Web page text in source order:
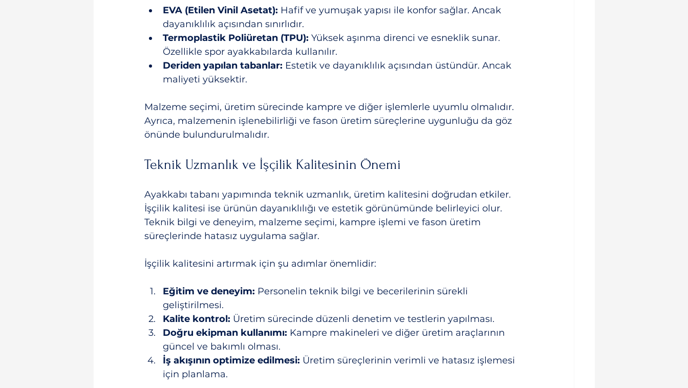
EVA (Etilen Vinil Asetat): Hafif ve yumuşak yapısı ile konfor sağlar. Ancak
dayanıklılık açısından sınırlıdır.
Termoplastik Poliüretan (TPU): Yüksek aşınma direnci ve esneklik sunar.
Özellikle spor ayakkabılarda kullanılır.
Deriden yapılan tabanlar: Estetik ve dayanıklılık açısından üstündür. Ancak
maliyeti yüksektir.
Malzeme seçimi, üretim sürecinde kampre ve diğer işlemlerle uyumlu olmalıdır.
Ayrıca, malzemenin işlenebilirliği ve fason üretim süreçlerine uygunluğu da göz
önünde bulundurulmalıdır.
Teknik Uzmanlık ve İşçilik Kalitesinin Önemi
Ayakkabı tabanı yapımında teknik uzmanlık, üretim kalitesini doğrudan etkiler.
İşçilik kalitesi ise ürünün dayanıklılığı ve estetik görünümünde belirleyici olur.
Teknik bilgi ve deneyim, malzeme seçimi, kampre işlemi ve fason üretim
süreçlerinde hatasız uygulama sağlar.
İşçilik kalitesini artırmak için şu adımlar önemlidir:
Eğitim ve deneyim: Personelin teknik bilgi ve becerilerinin sürekli
geliştirilmesi.
Kalite kontrol: Üretim sürecinde düzenli denetim ve testlerin yapılması.
Doğru ekipman kullanımı: Kampre makineleri ve diğer üretim araçlarının
güncel ve bakımlı olması.
İş akışının optimize edilmesi: Üretim süreçlerinin verimli ve hatasız işlemesi
için planlama.